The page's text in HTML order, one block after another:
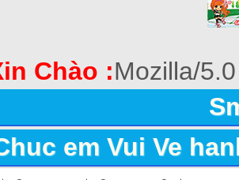
Chào :Mozilla/5.0
em Vui Ve